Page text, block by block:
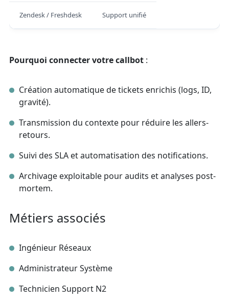
Zendesk / Freshdesk Support unifié
Pourquoi connecter votre callbot :
Création automatique de tickets enrichis (logs, ID,
gravité).
Transmission du contexte pour réduire les allers-
retours.
Suivi des SLA et automatisation des notifications.
Archivage exploitable pour audits et analyses post-
mortem.
Métiers associés
Ingénieur Réseaux
Administrateur Système
Technicien Support N2